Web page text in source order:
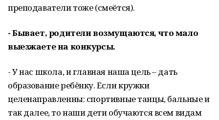
преподаватели тоже (смеётся).
- Бывает, родители возмущаются, что мало
выезжаете на конкурсы.
- У нас школа, и главная наша цель – дать
образование ребёнку. Если кружки
целенаправленны: спортивные танцы, бальные и
так далее, то наши дети обучаются всем видам